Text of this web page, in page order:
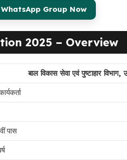
Group Now
2025 – Overview
बाल विकास सेवा एवं पुष्टाहार विभाग,
पास